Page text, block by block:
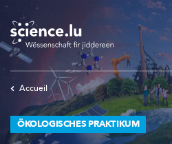
Skip
main
content
Accueil
ÖKOLOGISCHES PRAKTIKUM